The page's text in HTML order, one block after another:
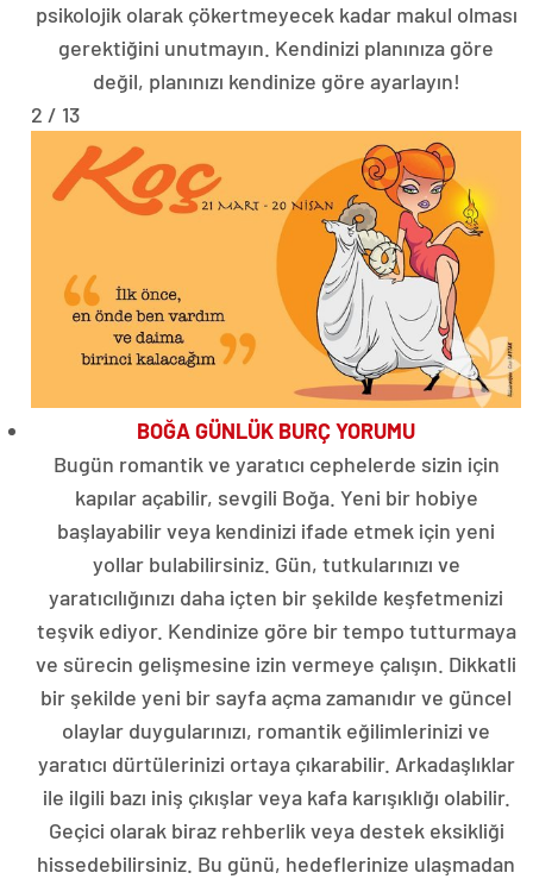
psikolojik olarak çökertmeyecek kadar makul olması
gerektiğini unutmayın. Kendinizi planınıza göre
değil, planınızı kendinize göre ayarlayın!
2 / 13
BOĞA GÜNLÜK BURÇ YORUMU
Bugün romantik ve yaratıcı cephelerde sizin için
kapılar açabilir, sevgili Boğa. Yeni bir hobiye
başlayabilir veya kendinizi ifade etmek için yeni
yollar bulabilirsiniz. Gün, tutkularınızı ve
yaratıcılığınızı daha içten bir şekilde keşfetmenizi
teşvik ediyor. Kendinize göre bir tempo tutturmaya
ve sürecin gelişmesine izin vermeye çalışın. Dikkatli
bir şekilde yeni bir sayfa açma zamanıdır ve güncel
olaylar duygularınızı, romantik eğilimlerinizi ve
yaratıcı dürtülerinizi ortaya çıkarabilir. Arkadaşlıklar
ile ilgili bazı iniş çıkışlar veya kafa karışıklığı olabilir.
Geçici olarak biraz rehberlik veya destek eksikliği
hissedebilirsiniz. Bu günü, hedeflerinize ulaşmadan